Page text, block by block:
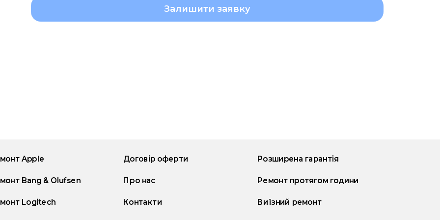
Залишити заявку
Apple
Bang & Olufsen
Logitech
Договір оферти
Про нас
Контакти
Розширена гарантія
Ремонт протягом години
Виїзний ремонт